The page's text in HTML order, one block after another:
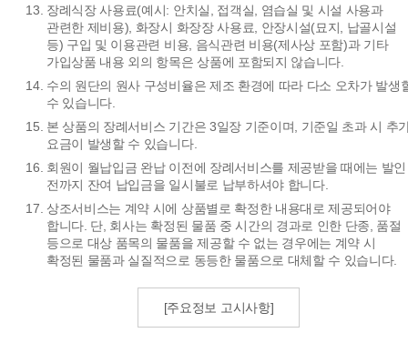
장례식장 사용료(예시: 안치실, 접객실, 염습실 및 시설 사용과
관련한 제비용), 화장시 화장장 사용료, 안장시설(묘지, 납골시설
등) 구입 및 이용관련 비용, 음식관련 비용(제사상 포함)과 기타
가입상품 내용 외의 항목은 상품에 포함되지 않습니다.
수의 원단의 원사 구성비율은 제조 환경에 따라 다소 오차가 발생
수 있습니다.
본 상품의 장례서비스 기간은 3일장 기준이며, 기준일 초과 시 추
요금이 발생할 수 있습니다.
회원이 월납입금 완납 이전에 장례서비스를 제공받을 때에는 발인
전까지 잔여 납입금을 일시불로 납부하셔야 합니다.
상조서비스는 계약 시에 상품별로 확정한 내용대로 제공되어야
합니다. 단, 회사는 확정된 물품 중 시간의 경과로 인한 단종, 품절
등으로 대상 품목의 물품을 제공할 수 없는 경우에는 계약 시
확정된 물품과 실질적으로 동등한 물품으로 대체할 수 있습니다.
[주요정보 고시사항]